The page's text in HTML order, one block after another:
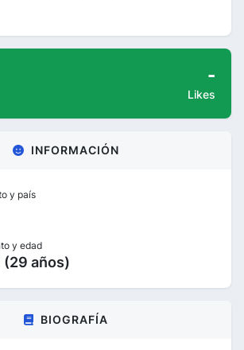
-
Likes
INFORMACIÓN
y país
y edad
años)
BIOGRAFÍA